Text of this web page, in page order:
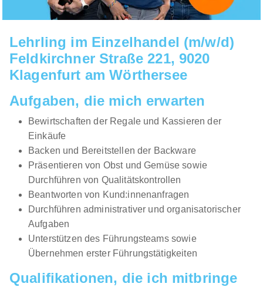
Lehrling im Einzelhandel (m/w/d) Flirstraße 25,
01.09.2026
6500 Landeck
Lehrling im Einzelhandel (m/w/d) Donau-City-
Straße 9, 1220 Wien
01.09.2026
1220 Wien
Lehrling im Einzelhandel (m/w/d)
Feldkirchner Straße 221, 9020
Klagenfurt am Wörthersee
Aufgaben, die mich erwarten
Bewirtschaften der Regale und Kassieren der
Einkäufe
Backen und Bereitstellen der Backware
Präsentieren von Obst und Gemüse sowie
Durchführen von Qualitätskontrollen
Beantworten von Kund:innenanfragen
Durchführen administrativer und organisatorischer
Aufgaben
Unterstützen des Führungsteams sowie
Übernehmen erster Führungstätigkeiten
Qualifikationen, die ich mitbringe